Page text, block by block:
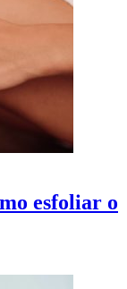
esfoliar o